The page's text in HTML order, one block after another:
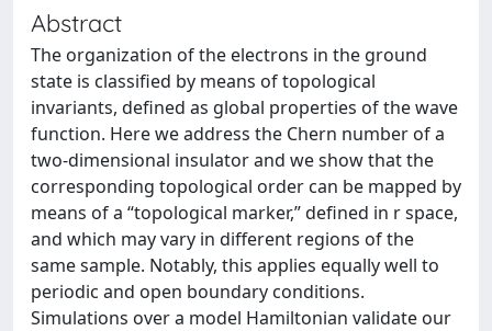
Abstract
The organization of the electrons in the ground
state is classified by means of topological
invariants, defined as global properties of the wave
function. Here we address the Chern number of a
two-dimensional insulator and we show that the
corresponding topological order can be mapped by
means of a “topological marker,” defined in r space,
and which may vary in different regions of the
same sample. Notably, this applies equally well to
periodic and open boundary conditions.
Simulations over a model Hamiltonian validate our